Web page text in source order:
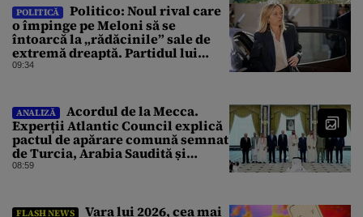
POLITICĂ
Politico: Noul rival care
o împinge pe Meloni să se
întoarcă la „rădăcinile” sale de
extremă dreaptă. Partidul lui
Vannacci a trecut de 7% în
09:34
ANALIZĂ
Acordul de la Mecca.
Experții Atlantic Council explică
pactul de apărare comună semnat
de Turcia, Arabia Saudită și
Pakistan
08:59
FLASH NEWS
Vara lui 2026, cea mai